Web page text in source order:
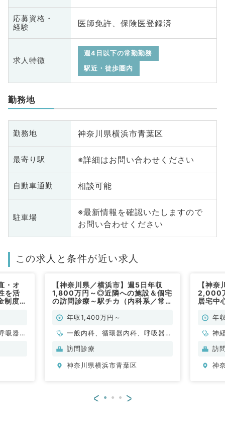
応募資格・
経験
医師免許、保険医登録済
求人特徴
週4日以下の常勤勤務
駅近・徒歩圏内
勤務地
勤務地 神奈川県横浜市青葉区
最寄り駅 ※詳細はお問い合わせください
自動車通勤 相談可能
駐車場
※最新情報を確認いたしますので
お問い合わせください
この求人と条件が近い求人
・オ
を活
制度あ
吸器内
【神奈川県／横浜市】週5日年収
1,800万円～◎近隣への施設＆個宅
の訪問診療～駅チカ（内科系／常
年収1,400万円～
一般内科、循環器内科、呼吸器内
科、消化器内科、腎臓内科
訪問診療
神奈川県横浜市青葉区
【神
2,000
居宅中
医師年
神
脳
環
訪
神
< >